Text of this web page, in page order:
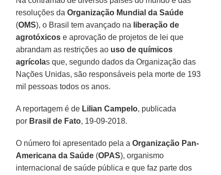
resoluções daOrganização Mundial da Saúde
(OMS), o Brasil tem avançado na liberação de
agrotóxicos e aprovação de projetos de lei que
abrandam as restrições ao uso de químicos
agrícolas que, segundo dados da Organização das
Nações Unidas, são responsáveis pela morte de 193
mil pessoas todos os anos.
A reportagem é de Lilian Campelo, publicada
por Brasil de Fato, 19-09-2018.
O número foi apresentado pela aOrganização Pan-
Americana da Saúde (OPAS), organismo
internacional de saúde pública e que faz parte dos